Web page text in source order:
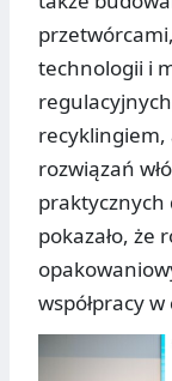
technologii i
recyklingiem,
rozwiązań
pokazało, że
współpracy